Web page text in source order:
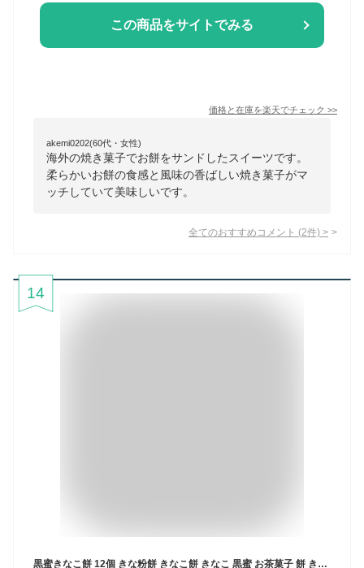
この商品をサイトでみる
価格と在庫を楽天でチェック >>
akemi0202(60代・女性)
海外の焼き菓子でお餅をサンドしたスイーツです。
柔らかいお餅の食感と風味の香ばしい焼き菓子がマ
ッチしていて美味しいです。
全てのおすすめコメント (2件) >
14
黒蜜きなこ餅 12個 きな粉餅 きなこ餅 きなこ 黒蜜 お茶菓子 餅 きな粉 東海 和菓子 スイーツ 食品 愛知 お土産 名古屋 ナガトヤ 長登屋